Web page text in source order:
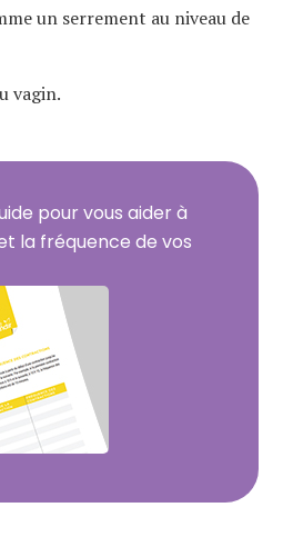
un serrement au niveau de
vagin.
pour vous aider à
la fréquence de vos